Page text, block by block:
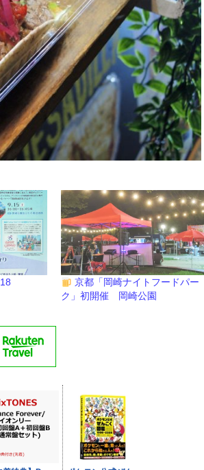
京都「岡崎ナイトフードパー
ク」初開催 岡崎公園